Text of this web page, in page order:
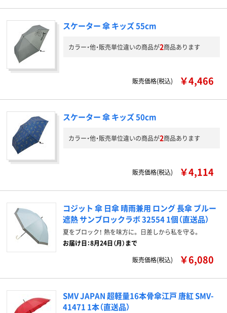
スケーター 傘 キッズ 55cm
カラー・他・販売単位違いの商品が2商品あります
販売価格(税込) ￥4,466
スケーター 傘 キッズ 50cm
カラー・他・販売単位違いの商品が2商品あります
販売価格(税込) ￥4,114
コジット 傘 日傘 晴雨兼用 ロング 長傘 ブルー
遮熱 サンブロックラボ 32554 1個（直送品）
夏をブロック！ 熱を味方に。 日差しから私を守る。
お届け日：8月24日（月）まで
販売価格(税込)
￥6,080
SMV JAPAN 超軽量16本骨傘江戸 唐紅 SMV-
41471 1本（直送品）